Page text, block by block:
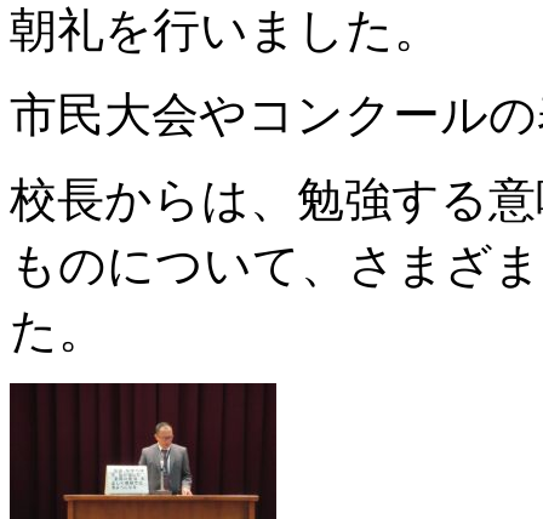
朝礼を行いました。
市民大会やコンクール
校長からは、勉強する
ものについて、さまざ
た。